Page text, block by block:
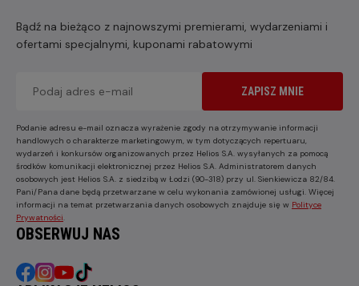
Bądź na bieżąco z najnowszymi premierami, wydarzeniami i
ofertami specjalnymi, kuponami rabatowymi
ZAPISZ MNIE
Podanie adresu e-mail oznacza wyrażenie zgody na otrzymywanie informacji
handlowych o charakterze marketingowym, w tym dotyczących repertuaru,
wydarzeń i konkursów organizowanych przez Helios S.A. wysyłanych za pomocą
środków komunikacji elektronicznej przez Helios S.A. Administratorem danych
osobowych jest Helios S.A. z siedzibą w Łodzi (90-318) przy ul. Sienkiewicza 82/84.
Pani/Pana dane będą przetwarzane w celu wykonania zamówionej usługi. Więcej
informacji na temat przetwarzania danych osobowych znajduje się w Polityce
Prywatności.
OBSERWUJ NAS